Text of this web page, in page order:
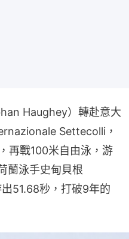
Haughey）轉赴意大
Settecolli，
再戰100米自由泳，游
蘭泳手史甸貝根
51.68秒，打破9年的